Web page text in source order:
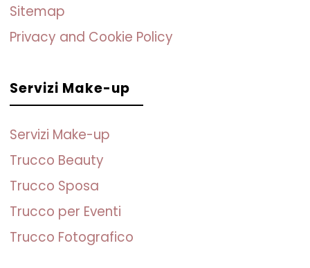
Sitemap
Privacy and Cookie Policy
Servizi Make-up
Servizi Make-up
Trucco Beauty
Trucco Sposa
Trucco per Eventi
Trucco Fotografico